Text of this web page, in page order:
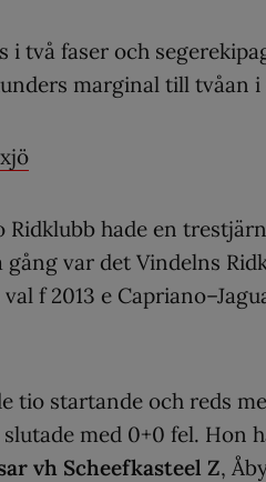
i två faser och
marginal till tvåan i
Ridklubb hade en
gång var det Vindelns
val f 2013 e
tio startande och reds
med 0+0 fel. Hon
vh Scheefkasteel Z,